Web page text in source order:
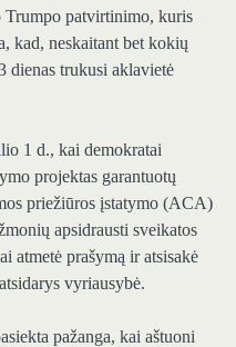
patvirtinimo, kuris
kad, neskaitant bet kokių
dienas trukusi aklavietė
1 d., kai demokratai
projektas garantuotų
priežiūros įstatymo (ACA)
apsidrausti sveikatos
atmetė prašymą ir atsisakė
vyriausybė.
pažanga, kai aštuoni